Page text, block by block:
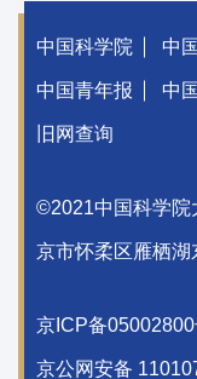
中国科学院 中
中国青年报 中
旧网查询
©2021中国科学院
京市怀柔区雁栖湖
京ICP备
京公网安备